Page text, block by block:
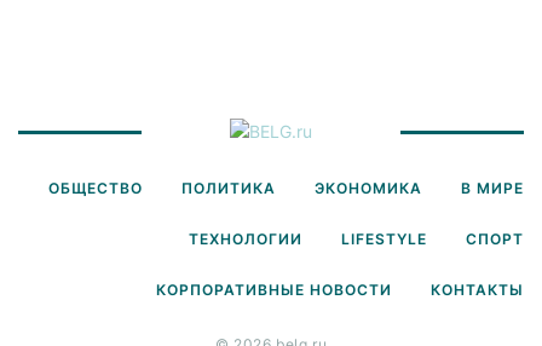
ОБЩЕСТВО ПОЛИТИКА ЭКОНОМИКА В МИРЕ
ТЕХНОЛОГИИ LIFESTYLE СПОРТ
КОРПОРАТИВНЫЕ НОВОСТИ КОНТАКТЫ